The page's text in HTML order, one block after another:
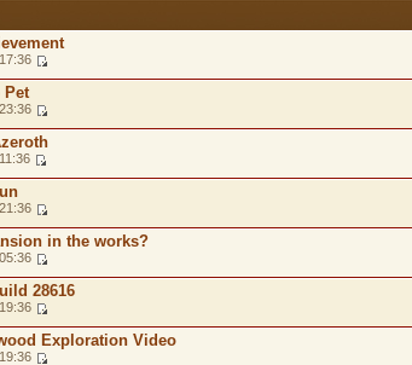
Pet
in the works?
28616
Exploration Video